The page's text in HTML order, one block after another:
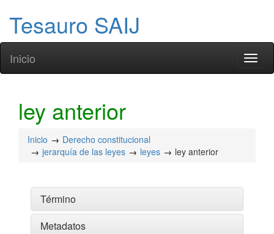
Tesauro SAIJ
Inicio
ley anterior
Inicio
Derecho constitucional
jerarquía de las leyes
leyes ley anterior
Término
Metadatos